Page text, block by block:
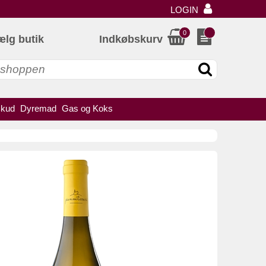
LOGIN
butik
Dyremad Gas og Koks
Indkøbskurv
0